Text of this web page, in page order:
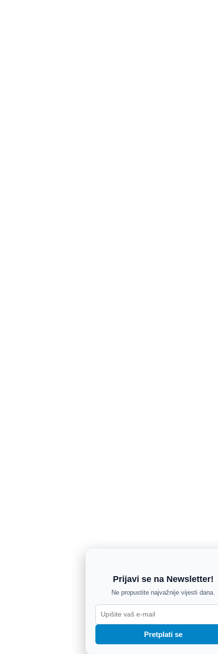
Prijavi se na Newsletter!
Ne propustite najvažnije vijesti dana.
Pretplati se